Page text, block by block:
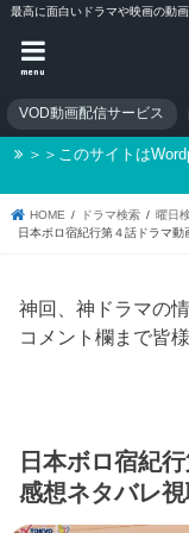
最高に面白いドラマや映画の動
menu
VOD動画配信サービス
＞＞このサイトは
HOME ドラマ検索 曜日
日本ボロ宿紀行第４話ドラマ
神回、神ドラマの
コメント欄まで皆
日本ボロ宿紀
感想ネタバレ